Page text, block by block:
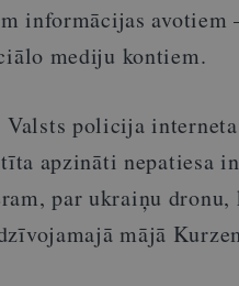
informācijas avotiem
mediju kontiem.
policija
apzināti nepatiesa
par ukraiņu
mājā